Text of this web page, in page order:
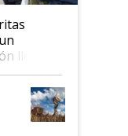
llegó
se